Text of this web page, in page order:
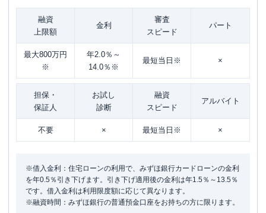
融資
上限額
金利
審査
スピード
パート
最大800万円
※
年2.0％～
14.0％※
最短当日※ ×
担保・
保証人
お試し
診断
融資
スピード
アルバイト
不要 × 最短当日※ ×
※借入金利：住宅ローンの利用で、みずほ銀行カードローンの金利
を年0.5％引き下げます。引き下げ適用後の金利は年1.5％～13.5％
です。借入金利は利用限度額に応じて異なります。
※融資時間：みずほ銀行の普通預金口座をお持ちの方に限ります。